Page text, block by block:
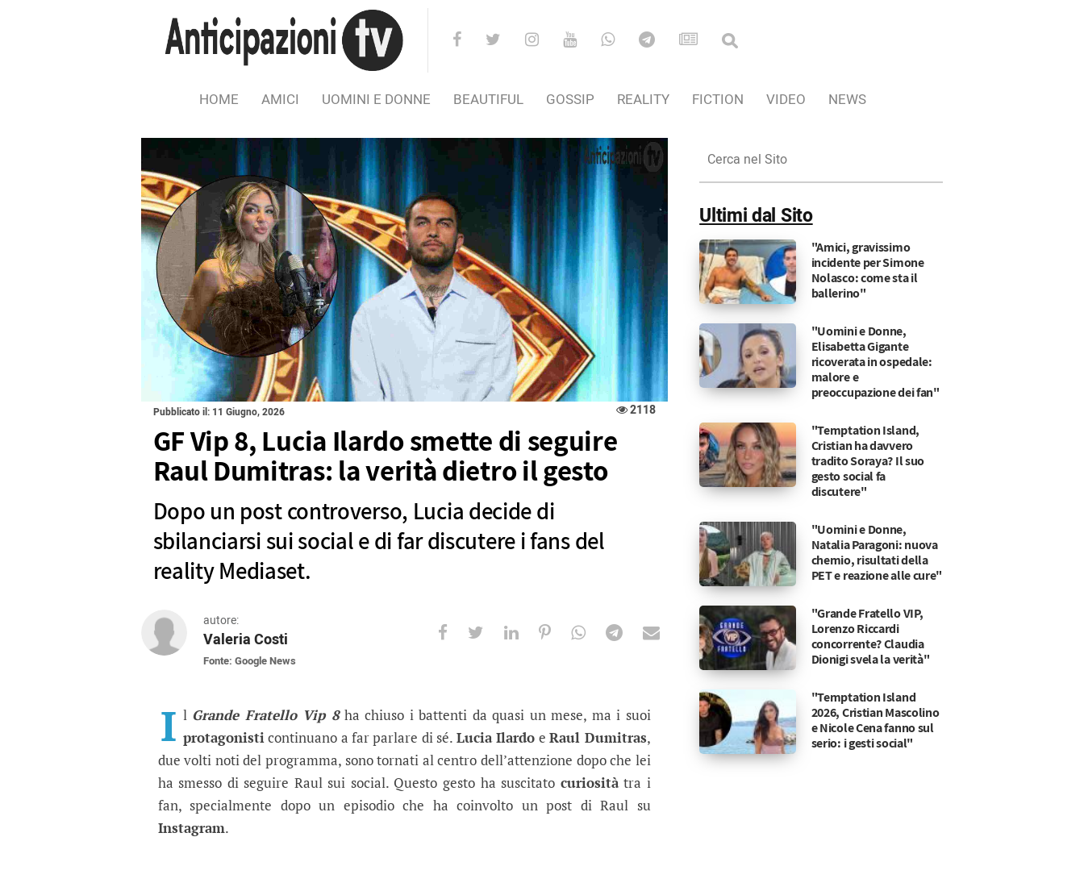
HOME AMICI UOMINI E DONNE BEAUTIFUL GOSSIP REALITY FICTION VIDEO NEWS
Pubblicato il: 11 Giugno, 2026 2118
GF Vip 8, Lucia Ilardo smette di seguire
Raul Dumitras: la verità dietro il gesto
Dopo un post controverso, Lucia decide di
sbilanciarsi sui social e di far discutere i fans del
reality Mediaset.
autore:
Valeria Costi
Fonte: Google News
GF Vip 8, Lucia Ilardo smette di seguire Raul Dumitras: la verità dietro il gesto
Dopo un post controverso, Lucia decide di sbilanciarsi sui social e di far discutere i fans del reality Mediaset.
I l Grande Fratello Vip 8ha chiuso i battenti da quasi un mese, ma i suoi
protagonisticontinuano a far parlare di sé. Lucia Ilardo eRaul Dumitras,
due volti noti del programma, sono tornati al centro dell’attenzione dopo che lei
ha smesso di seguire Raul sui social. Questo gesto ha suscitato curiositàtra i
fan, specialmente dopo un episodio che ha coinvolto un post di Raul su
Instagram.
nel
Sito
Ultimi dal Sito
"Amici, gravissimo
incidente per Simone
Nolasco: come sta il
ballerino"
"Uomini e Donne,
Elisabetta Gigante
ricoverata in ospedale:
malore e
preoccupazione dei fan"
"Temptation Island,
Cristian ha davvero
tradito Soraya? Il suo
gesto social fa
discutere"
"Uomini e Donne,
Natalia Paragoni: nuova
chemio, risultati della
PET e reazione alle cure"
"Grande Fratello VIP,
Lorenzo Riccardi
concorrente? Claudia
Dionigi svela la verità"
"Temptation Island
2026, Cristian Mascolino
e Nicole Cena fanno sul
serio: i gesti social"